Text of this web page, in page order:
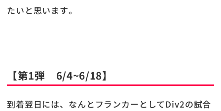
たいと思います。
【第1弾 6/4~6/18】
到着翌日には、なんとフランカーとしてDiv2の試合